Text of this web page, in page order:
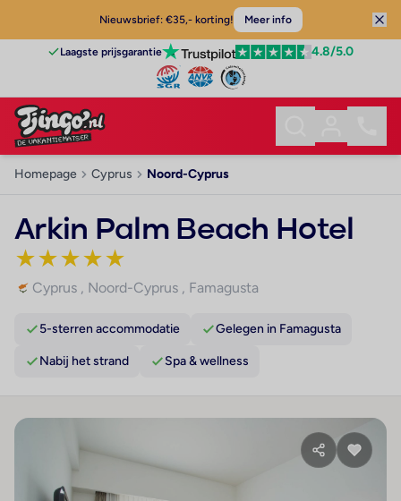
Nieuwsbrief: €35,- korting! Meer info
Laagste prijsgarantie 4.8/5.0
Homepage Cyprus Noord-Cyprus
Arkin Palm Beach Hotel
★★★★★
Cyprus , Noord-Cyprus , Famagusta
5-sterren accommodatie Gelegen in Famagusta
Nabij het strand Spa & wellness